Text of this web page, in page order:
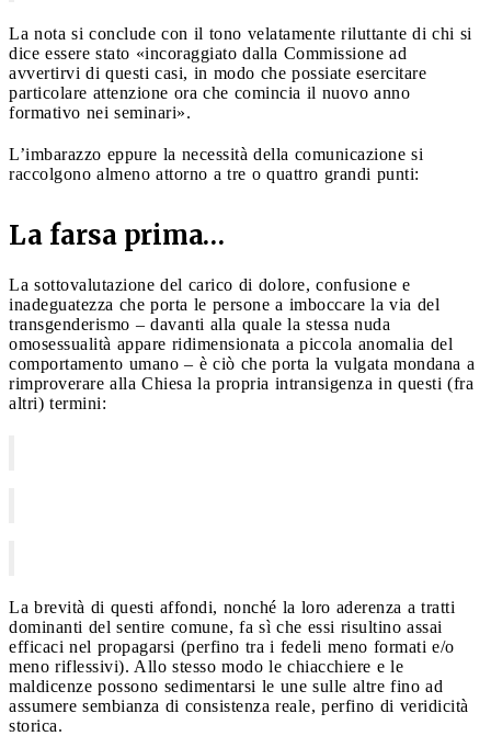
La nota si conclude con il tono velatamente riluttante di chi si
dice essere stato «incoraggiato dalla Commissione ad
avvertirvi di questi casi, in modo che possiate esercitare
particolare attenzione ora che comincia il nuovo anno
formativo nei seminari».
L’imbarazzo eppure la necessità della comunicazione si
raccolgono almeno attorno a tre o quattro grandi punti:
La farsa prima…
La sottovalutazione del carico di dolore, confusione e
inadeguatezza che porta le persone a imboccare la via del
transgenderismo – davanti alla quale la stessa nuda
omosessualità appare ridimensionata a piccola anomalia del
comportamento umano – è ciò che porta la vulgata mondana a
rimproverare alla Chiesa la propria intransigenza in questi (fra
altri) termini:
La brevità di questi affondi, nonché la loro aderenza a tratti
dominanti del sentire comune, fa sì che essi risultino assai
efficaci nel propagarsi (perfino tra i fedeli meno formati e/o
meno riflessivi). Allo stesso modo le chiacchiere e le
maldicenze possono sedimentarsi le une sulle altre fino ad
assumere sembianza di consistenza reale, perfino di veridicità
storica.